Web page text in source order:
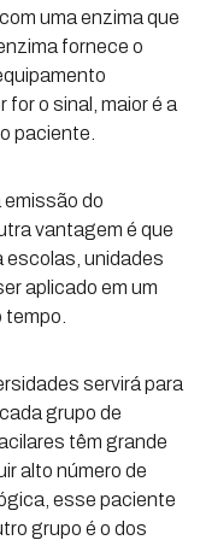
uma enzima que
fornece o
o sinal, maior é a
paciente.
do
vantagem é que
escolas, unidades
aplicado em um
servirá para
grupo de
têm grande
alto número de
esse paciente
grupo é o dos